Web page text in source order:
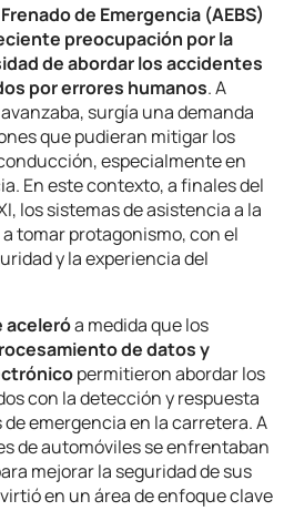
de Emergencia (AEBS)
preocupación por la
de abordar los accidentes
por errores humanos. A
surgía una demanda
que pudieran mitigar los
especialmente en
En este contexto, a finales del
los sistemas de asistencia a la
tomar protagonismo, con el
y la experiencia del
aceleróa medida que los
de datos y
permitieron abordar los
con la detección y respuesta
emergencia en la carretera. A
de automóviles se enfrentaban
mejorar la seguridad de sus
en un área de enfoque clave